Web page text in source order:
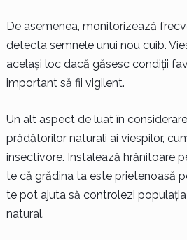
De asemenea, monitorizează
detecta semnele unui nou cuib.
același loc dacă găsesc condiții
important să fii vigilent.
Un alt aspect de luat în
prădătorilor naturali ai viespilor,
insectivore. Instalează hrănitoare
te că grădina ta este prietenoasă
te pot ajuta să controlezi
natural.